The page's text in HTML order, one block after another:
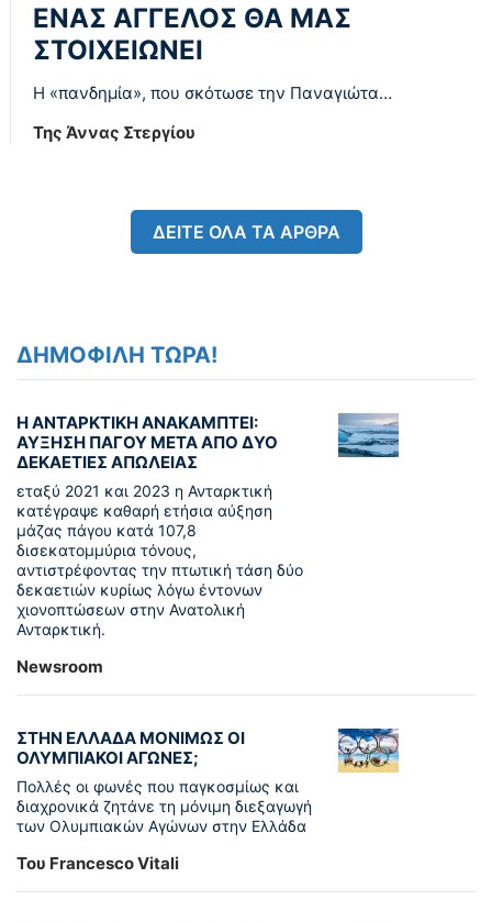
ΕΝΑΣ ΑΓΓΕΛΟΣ ΘΑ ΜΑΣ
ΣΤΟΙΧΕΙΩΝΕΙ
Η «πανδημία», που σκότωσε την Παναγιώτα…
Της Άννας Στεργίου
ΔΕΙΤΕ ΟΛΑ ΤΑ ΑΡΘΡΑ
ΔΗΜΟΦΙΛΗ ΤΩΡΑ!
Η ΑΝΤΑΡΚΤΙΚΗ ΑΝΑΚΑΜΠΤΕΙ:
ΑΥΞΗΣΗ ΠΑΓΟΥ ΜΕΤΑ ΑΠΟ ΔΥΟ
ΔΕΚΑΕΤΙΕΣ ΑΠΩΛΕΙΑΣ
εταξύ 2021 και 2023 η Ανταρκτική
κατέγραψε καθαρή ετήσια αύξηση
μάζας πάγου κατά 107,8
δισεκατομμύρια τόνους,
αντιστρέφοντας την πτωτική τάση δύο
δεκαετιών κυρίως λόγω έντονων
χιονοπτώσεων στην Ανατολική
Ανταρκτική.
Newsroom
ΣΤΗΝ ΕΛΛΑΔΑ ΜΟΝΙΜΩΣ ΟΙ
ΟΛΥΜΠΙΑΚΟΙ ΑΓΩΝΕΣ;
Πολλές οι φωνές που παγκοσμίως και
διαχρονικά ζητάνε τη μόνιμη διεξαγωγή
των Ολυμπιακών Αγώνων στην Ελλάδα
Του Francesco Vitali